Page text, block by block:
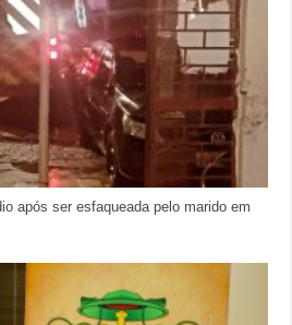
após ser esfaqueada pelo marido em